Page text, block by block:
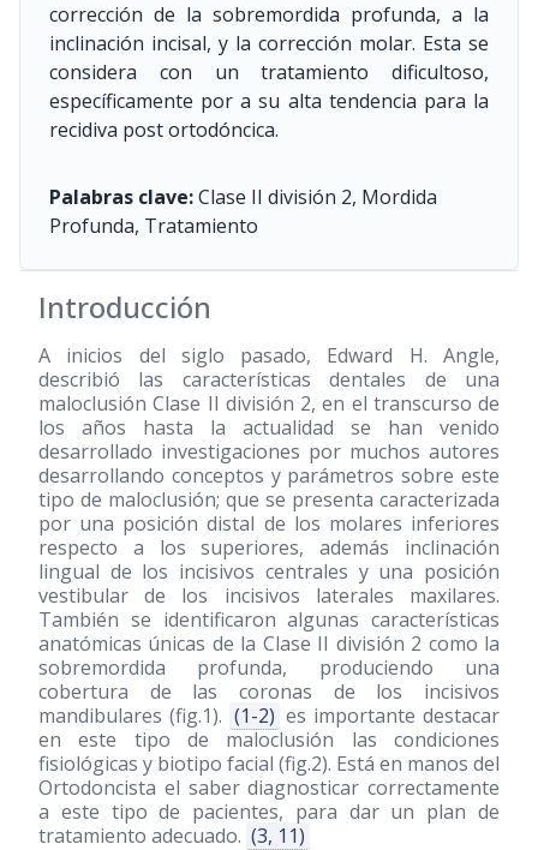
corrección de la sobremordida profunda, a la
inclinación incisal, y la corrección molar. Esta se
considera con un tratamiento dificultoso,
específicamente por a su alta tendencia para la
recidiva post ortodóncica.
Palabras clave:Clase II división 2, Mordida
Profunda, Tratamiento
Introducción
A inicios del siglo pasado, Edward H. Angle,
describió las características dentales de una
maloclusión Clase II división 2, en el transcurso de
los años hasta la actualidad se han venido
desarrollado investigaciones por muchos autores
desarrollando conceptos y parámetros sobre este
tipo de maloclusión; que se presenta caracterizada
por una posición distal de los molares inferiores
respecto a los superiores, además inclinación
lingual de los incisivos centrales y una posición
vestibular de los incisivos laterales maxilares.
También se identificaron algunas características
anatómicas únicas de la Clase II división 2 como la
sobremordida profunda, produciendo una
cobertura de las coronas de los incisivos
mandibulares (fig.1). (1-2) es importante destacar
en este tipo de maloclusión las condiciones
fisiológicas y biotipo facial (fig.2). Está en manos del
Ortodoncista el saber diagnosticar correctamente
a este tipo de pacientes, para dar un plan de
tratamiento adecuado. (3, 11)